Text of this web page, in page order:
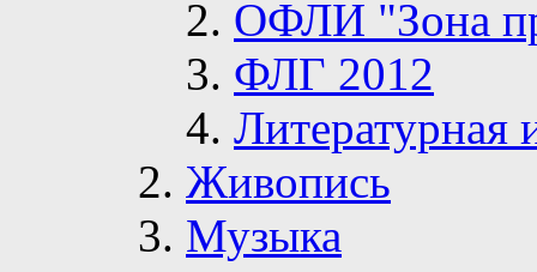
ОФЛИ "Зона
ФЛГ 2012
Живопись
Музыка